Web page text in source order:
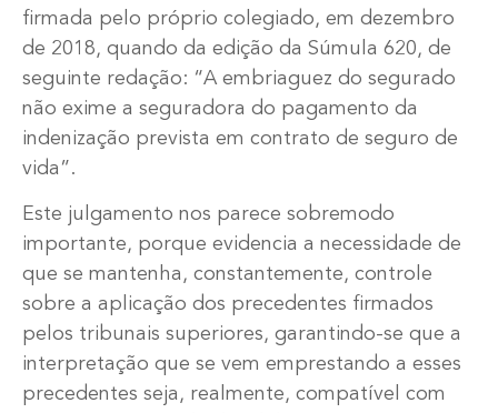
firmada pelo próprio colegiado, em dezembro
de 2018, quando da edição da Súmula 620, de
seguinte redação: “A embriaguez do segurado
não exime a seguradora do pagamento da
indenização prevista em contrato de seguro de
vida”.
Este julgamento nos parece sobremodo
importante, porque evidencia a necessidade de
que se mantenha, constantemente, controle
sobre a aplicação dos precedentes firmados
pelos tribunais superiores, garantindo-se que a
interpretação que se vem emprestando a esses
precedentes seja, realmente, compatível com